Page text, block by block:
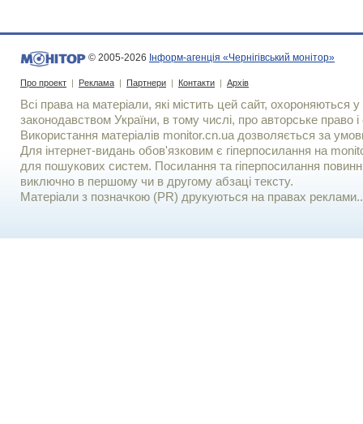
© 2005-2026 Інформ-агенція «Чернігівський монітор»
Про проект | Реклама | Партнери | Контакти | Архів
Всі права на матеріали, які містить цей сайт, охороняються у
законодавством України, в тому числі, про авторське право і
Використання матерiалiв monitor.cn.ua дозволяється за
Для iнтернет-видань обов'язковим є гiперпосилання на
для пошукових систем. Посилання та гіперпосилання
виключно в першому чи в другому абзаці тексту.
Матеріали з позначкою (PR) друкуються на правах реклами..